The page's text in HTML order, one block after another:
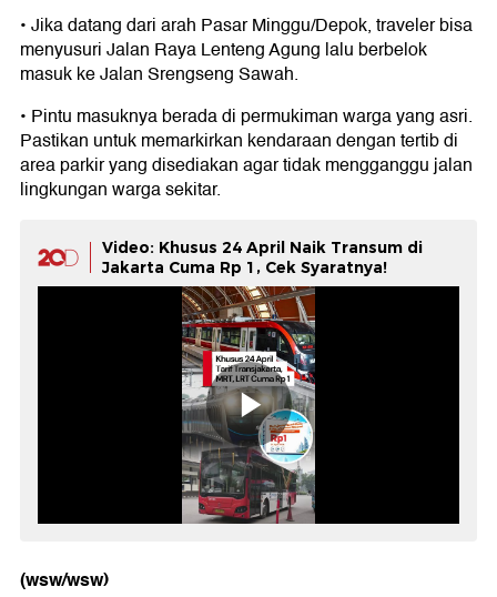
• Jika datang dari arah Pasar Minggu/Depok, traveler bisa
menyusuri Jalan Raya Lenteng Agung lalu berbelok
masuk ke Jalan Srengseng Sawah.
• Pintu masuknya berada di permukiman warga yang asri.
Pastikan untuk memarkirkan kendaraan dengan tertib di
area parkir yang disediakan agar tidak mengganggu jalan
lingkungan warga sekitar.
Video: Khusus 24 April Naik Transum di
Jakarta Cuma Rp 1, Cek Syaratnya!
(wsw/wsw)